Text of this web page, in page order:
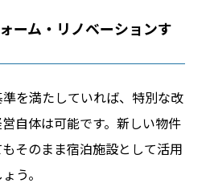
ーム・リノベーションす
を満たしていれば、特別な改
自体は可能です。新しい物件
そのまま宿泊施設として活用
う。